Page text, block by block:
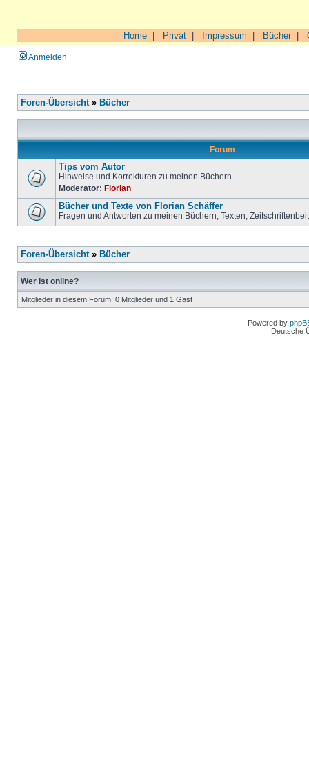
Home Privat Impressum Bücher|
Anmelden
Foren-Übersicht» Bücher
Forum
Tips vom Autor
Hinweise und Korrekturen zu meinen Büchern.
Moderator: Florian
Bücher und Texte von Florian Schäffer
Fragen und Antworten zu meinen Büchern, Texten,
Foren-Übersicht» Bücher
Wer ist online?
Mitglieder in diesem Forum: 0 Mitglieder und 1 Gast
Powered by
Deutsche